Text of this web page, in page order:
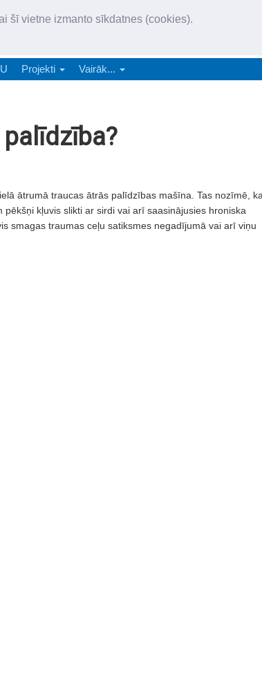
šī vietne izmanto sīkdatnes (cookies).
„Latgales Laiks” latviešu valodā aptver Daugavpils valstspilsētu,
Projekti Vairāk...
ātrumā traucas ātrās palīdzības mašīna. Tas nozīmē, ka
kļuvis slikti ar sirdi vai arī saasinājusies hroniska
smagas traumas ceļu satiksmes negadījumā vai arī viņu